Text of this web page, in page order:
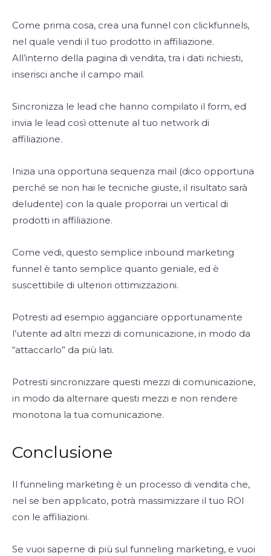
Come prima cosa, crea una funnel con clickfunnels,
nel quale vendi il tuo prodotto in affiliazione.
All’interno della pagina di vendita, tra i dati richiesti,
inserisci anche il campo mail.
Sincronizza le lead che hanno compilato il form, ed
invia le lead così ottenute al tuo network di
affiliazione.
Inizia una opportuna sequenza mail (dico opportuna
perché se non hai le tecniche giuste, il risultato sarà
deludente) con la quale proporrai un vertical di
prodotti in affiliazione.
Come vedi, questo semplice inbound marketing
funnel è tanto semplice quanto geniale, ed è
suscettibile di ulteriori ottimizzazioni.
Potresti ad esempio agganciare opportunamente
l’utente ad altri mezzi di comunicazione, in modo da
“attaccarlo” da più lati.
Potresti sincronizzare questi mezzi di comunicazione,
in modo da alternare questi mezzi e non rendere
monotona la tua comunicazione.
Conclusione
Il funneling marketing è un processo di vendita che,
nel se ben applicato, potrà massimizzare il tuo ROI
con le affiliazioni.
Se vuoi saperne di più sul funneling marketing, e vuoi